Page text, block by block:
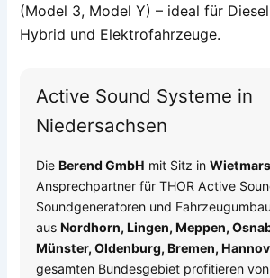
(Model 3, Model Y) – ideal für
Hybrid und Elektrofahrzeuge.
Active Sound Systeme in
Niedersachsen
Die Berend GmbH mit Sitz in
Ansprechpartner für THOR Active
Soundgeneratoren und
aus Nordhorn, Lingen, Meppen,
Münster, Oldenburg, Bremen,
gesamten Bundesgebiet profitieren